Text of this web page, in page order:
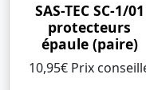
SAS-TEC SC-1/01
protecteurs
épaule (paire)
10,95€ Prix